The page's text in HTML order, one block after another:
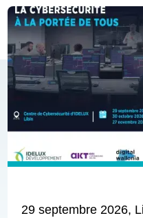
29 septembre 2026,